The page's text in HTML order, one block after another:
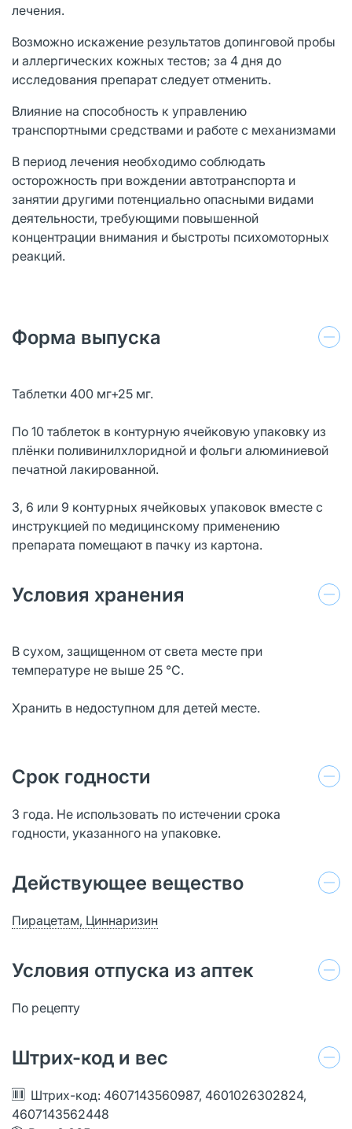
лечения.
Возможно искажение результатов допинговой пробы
и аллергических кожных тестов; за 4 дня до
исследования препарат следует отменить.
Влияние на способность к управлению
транспортными средствами и работе с механизмами
В период лечения необходимо соблюдать
осторожность при вождении автотранспорта и
занятии другими потенциально опасными видами
деятельности, требующими повышенной
концентрации внимания и быстроты психомоторных
реакций.
Форма выпуска
Таблетки 400 мг+25 мг.
По 10 таблеток в контурную ячейковую упаковку из
плёнки поливинилхлоридной и фольги алюминиевой
печатной лакированной.
3, 6 или 9 контурных ячейковых упаковок вместе с
инструкцией по медицинскому применению
препарата помещают в пачку из картона.
Условия хранения
В сухом, защищенном от света месте при
температуре не выше 25 °С.
Хранить в недоступном для детей месте.
Срок годности
3 года. Не использовать по истечении срока
годности, указанного на упаковке.
Действующее вещество
Пирацетам, Циннаризин
Условия отпуска из аптек
По рецепту
Штрих-код и вес
Штрих-код: 4607143560987, 4601026302824,
4607143562448